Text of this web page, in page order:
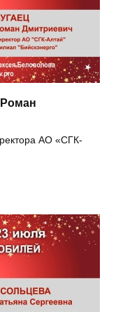
АО «СГК-